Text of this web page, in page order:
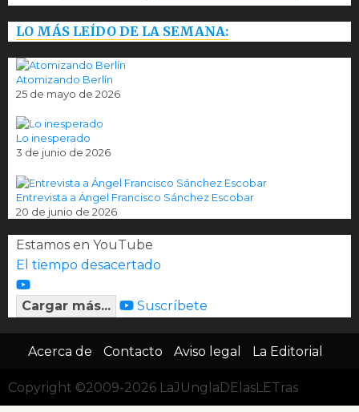
LO MÁS LEÍDO DE LA SEMANA:
Atomizando Berlín
25 de mayo de 2026
Lo inesperado
3 de junio de 2026
Entrevista a Ángel Francisco Sánchez Escobar
20 de junio de 2026
Estamos en YouTube
El tiempo desacertado
Cargar más... Suscríbete
Acerca de Contacto Aviso legal La Editorial
Copyright ©2009-2026 LaJUnglaDElasLETras